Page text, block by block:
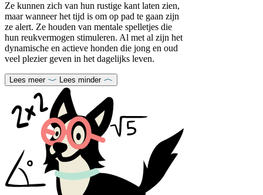
Ze kunnen zich van hun rustige kant laten zien,
maar wanneer het tijd is om op pad te gaan zijn
ze alert. Ze houden van mentale spelletjes die
hun reukvermogen stimuleren. Al met al zijn het
dynamische en actieve honden die jong en oud
veel plezier geven in het dagelijks leven.
Lees meer Lees minder